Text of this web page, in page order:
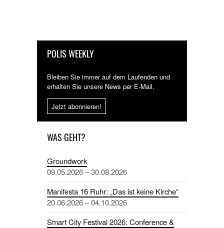
POLIS WEEKLY
Bleiben Sie immer auf dem Laufenden und
erhalten Sie unsere News per E-Mail.
Jetzt abonnieren!
WAS GEHT?
Groundwork
09.05.2026 – 30.08.2026
Manifesta 16 Ruhr: „Das ist keine Kirche“
20.06.2026 – 04.10.2026
Smart City Festival 2026: Conference &